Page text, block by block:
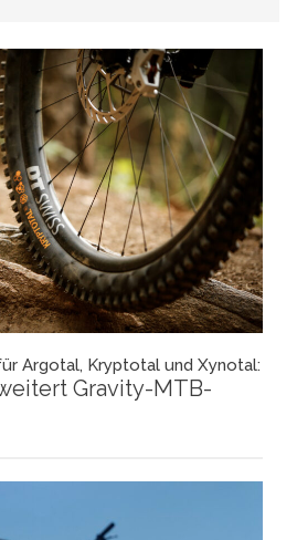
Argotal, Kryptotal und Xynotal:
Gravity-MTB-